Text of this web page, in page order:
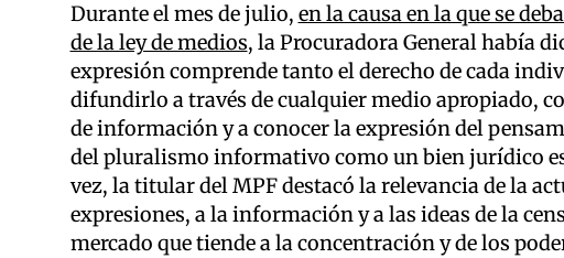
Durante el mes de julio, en la causa en la que se
de la ley de medios, la Procuradora General había
expresión comprende tanto el derecho de cada
difundirlo a través de cualquier medio apropiado,
de información y a conocer la expresión del
del pluralismo informativo como un bien jurídico
vez, la titular del MPF destacó la relevancia de la
expresiones, a la información y a las ideas de la
mercado que tiende a la concentración y de los